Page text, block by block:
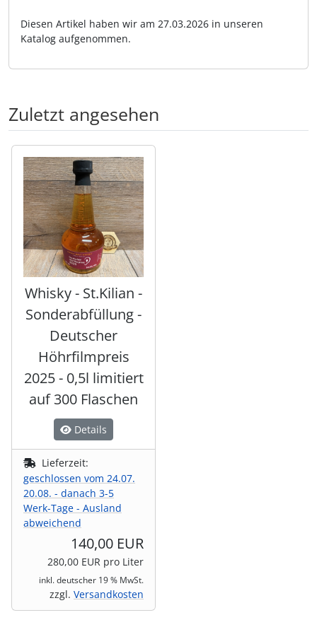
Diesen Artikel haben wir am 27.03.2026 in unseren
Katalog aufgenommen.
Zuletzt angesehen
Es folgt ein Produktslider - navigieren Sie mit der Tab-
Whisky - St.Kilian -
Sonderabfüllung -
Deutscher
Höhrfilmpreis
2025 - 0,5l limitiert
auf 300 Flaschen
Details
Lieferzeit:
geschlossen vom 24.07.
20.08. - danach 3-5
Werk-Tage - Ausland
abweichend
140,00 EUR
280,00 EUR pro Liter
inkl. deutscher 19 % MwSt.
zzgl. Versandkosten